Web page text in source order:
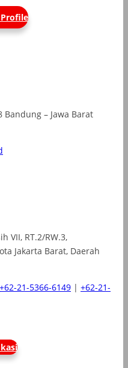
– Jawa Barat
VII, RT.2/RW.3,
Jakarta Barat, Daerah
+62-21-5366-6149 | +62-21-